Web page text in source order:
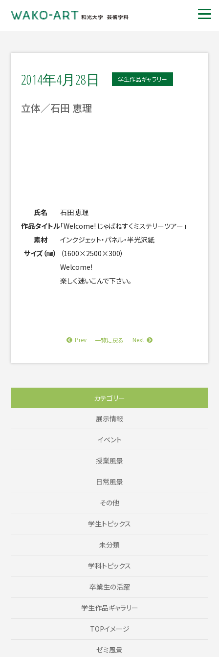
2014年4月28日 学生作品ギャラリー
立体／石田 恵理
氏名
石田 恵理
作品タイトル「Welcome! じゃぱねすくミステリーツアー」
素材
インクジェット・パネル・半光沢紙
サイズ（㎜）
（1600×2500×300）
Welcome!
楽しく迷いこんで下さい。
Prev 一覧に戻る Next
カテゴリー
展示情報
イベント
授業風景
日常風景
その他
学生トピックス
未分類
学科トピックス
卒業生の活躍
学生作品ギャラリー
TOPイメージ
ゼミ風景